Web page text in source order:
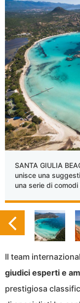
SANTA GIULIA
unisce una
una serie di
Il team
giudici esperti e
prestigiosa